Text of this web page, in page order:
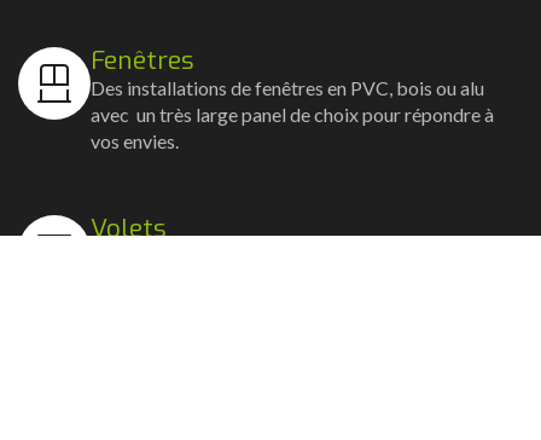
Fenêtres
Des installations de fenêtres en PVC, bois ou alu
avec un très large panel de choix pour répondre à
vos envies.
Volets